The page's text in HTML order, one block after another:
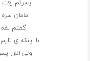
پسرتم رفت
مامان سره
گفتم
با اینکه ی
ولی الان